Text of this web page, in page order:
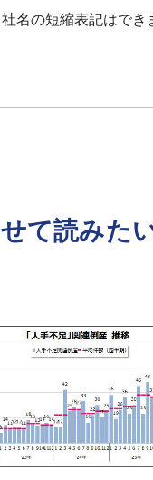
の短縮表記はでき
て読みた